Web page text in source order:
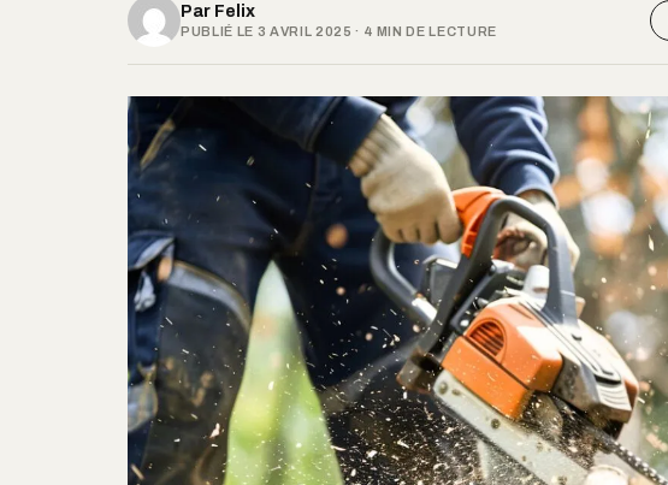
Par Felix
PUBLIÉ LE 3 AVRIL 2025 · 4 MIN DE LECTURE